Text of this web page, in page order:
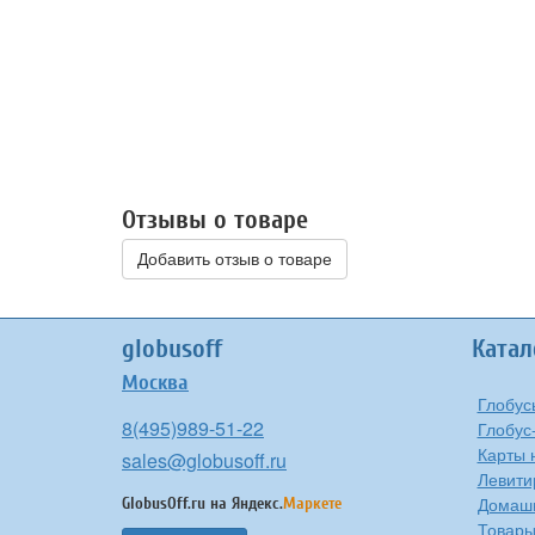
Отзывы о товаре
Добавить отзыв о товаре
globusoff
Москва
8(495)989-51-22
sales@globusoff.ru
GlobusOff.ru на Яндекс.Маркете
Карты